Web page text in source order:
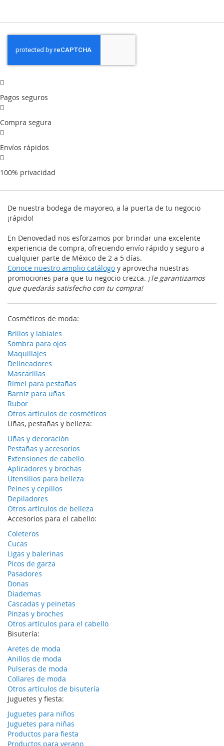
Pagos seguros
Compra segura
Envíos rápidos
100% privacidad
De nuestra bodega de mayoreo, a la puerta de tu negocio
¡rápido!
En Denovedad nos esforzamos por brindar una excelente
experiencia de compra, ofreciendo envío rápido y seguro a
cualquier parte de México de 2 a 5 días.
Conoce nuestro amplio catálogo y aprovecha nuestras
promociones para que tu negocio crezca. ¡Te garantizamos
que quedarás satisfecho con tu compra!
Cosméticos de moda:
Brillos y labiales
Sombra para ojos
Maquillajes
Delineadores
Mascarillas
Rímel para pestañas
Barniz para uñas
Rubor
Otros artículos de cosméticos
Uñas, pestañas y belleza:
Uñas y decoración
Pestañas y accesorios
Extensiones de cabello
Aplicadores y brochas
Utensilios para belleza
Peines y cepillos
Depiladores
Otros artículos de belleza
Accesorios para el cabello:
Coleteros
Cucas
Ligas y balerinas
Picos de garza
Pasadores
Donas
Diademas
Cascadas y peinetas
Pinzas y broches
Otros artículos para el cabello
Bisutería:
Aretes de moda
Anillos de moda
Pulseras de moda
Collares de moda
Otros artículos de bisutería
Juguetes y fiesta:
Juguetes para niños
Juguetes para niñas
Productos para fiesta
Productos para verano